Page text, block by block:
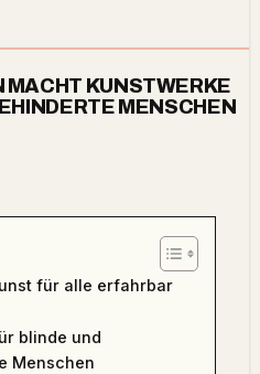
MACHT KUNSTWERKE
MENSCHEN
für alle erfahrbar
blinde und
Menschen